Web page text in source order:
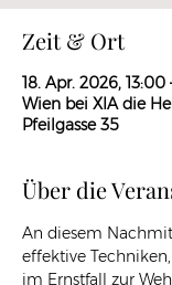
Zeit & Ort
18. Apr. 2026, 13:00
Wien bei XIA die
Pfeilgasse 35
Über die
An diesem
effektive
im Ernstfall zur